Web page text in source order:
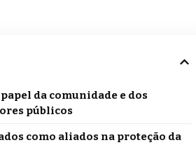
papel da comunidade e dos
públicos
como aliados na proteção da